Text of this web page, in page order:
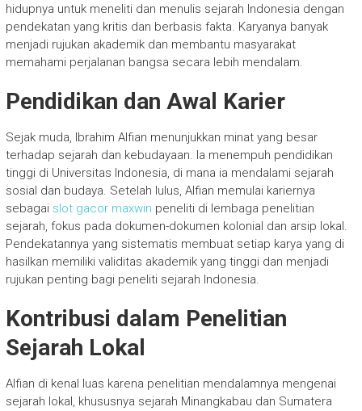
hidupnya untuk meneliti dan menulis sejarah Indonesia dengan
pendekatan yang kritis dan berbasis fakta. Karyanya banyak
menjadi rujukan akademik dan membantu masyarakat
memahami perjalanan bangsa secara lebih mendalam.
Pendidikan dan Awal Karier
Sejak muda, Ibrahim Alfian menunjukkan minat yang besar
terhadap sejarah dan kebudayaan. Ia menempuh pendidikan
tinggi di Universitas Indonesia, di mana ia mendalami sejarah
sosial dan budaya. Setelah lulus, Alfian memulai kariernya
sebagai slot gacor maxwin peneliti di lembaga penelitian
sejarah, fokus pada dokumen-dokumen kolonial dan arsip lokal.
Pendekatannya yang sistematis membuat setiap karya yang di
hasilkan memiliki validitas akademik yang tinggi dan menjadi
rujukan penting bagi peneliti sejarah Indonesia.
Kontribusi dalam Penelitian
Sejarah Lokal
Alfian di kenal luas karena penelitian mendalamnya mengenai
sejarah lokal, khususnya sejarah Minangkabau dan Sumatera